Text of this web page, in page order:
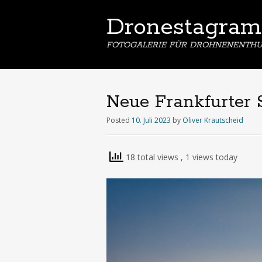
Dronestagram
FOTOGALERIE FÜR
Neue Frankfurter
Posted 10. Juli 2023 by Oliver Krautscheid
18 total views , 1 views today